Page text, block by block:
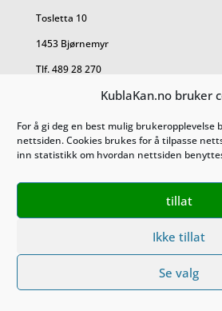
KublaKan.no bruker
For å gi deg en best mulig brukeropplevelse
nettsiden. Cookies brukes for å tilpasse
inn statistikk om hvordan nettsiden
tillat
Ikke tillat
Se valg
Tosletta 10
1453 Bjørnemyr
Tlf. 489 28 270
Salgsbetingelser